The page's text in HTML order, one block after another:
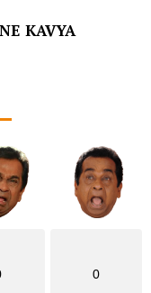
KAVYA
0